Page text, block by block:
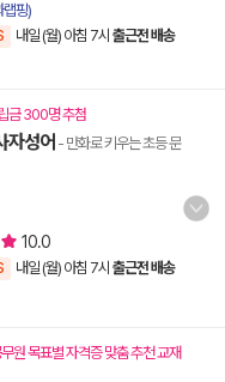
랩핑)
내일 (월) 아침 7시 출근전 배송
금 300명 추첨
자성어 - 만화로 키우는 초등 문
10.0
내일 (월) 아침 7시 출근전 배송
원 목표별 자격증 맞춤 추천 교재